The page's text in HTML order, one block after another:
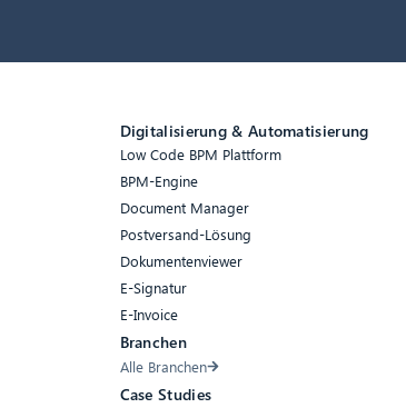
Digitalisierung & Automatisierung
Low Code BPM Plattform
BPM-Engine
Document Manager
Postversand-Lösung
Dokumentenviewer
E-Signatur
E-Invoice
Branchen
Alle Branchen
Case Studies